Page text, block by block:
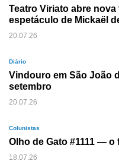
Teatro Viriato abre
espetáculo de Mickaël
20.07.26
Diário
Vindouro em São João
setembro
20.07.26
Colunistas
Olho de Gato #1111 — o
18.07.26